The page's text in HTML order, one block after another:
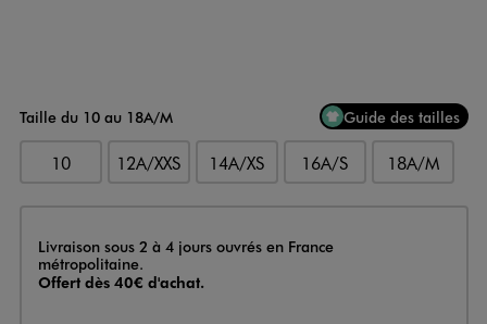
Taille du 10 au 18A/M Guide des tailles
10 12A/XXS 14A/XS 16A/S 18A/M
Livraison
Livraison sous 2 à 4 jours ouvrés en France
métropolitaine.
Offert dès 40€ d'achat.